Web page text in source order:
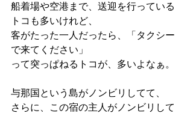
船着場や空港まで、送迎を行っている
トコも多いけれど、
客がたった一人だったら、「タクシー
で来てください」
って突っぱねるトコが、多いよなぁ。
与那国という島がノンビリしてて、
さらに、この宿の主人がノンビリして